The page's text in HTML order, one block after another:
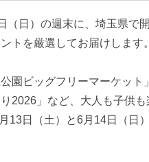
（日）の週末に、埼玉県で
トを厳選してお届けします。
園ビッグフリーマーケット
2026」など、大人も子供
13日（土）と6月14日（日